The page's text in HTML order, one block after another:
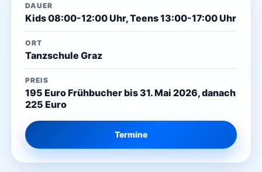
DAUER
Kids 08:00-12:00 Uhr, Teens 13:00-17:00 Uhr
ORT
Tanzschule Graz
PREIS
195 Euro Frühbucher bis 31. Mai 2026, danach
225 Euro
Termine